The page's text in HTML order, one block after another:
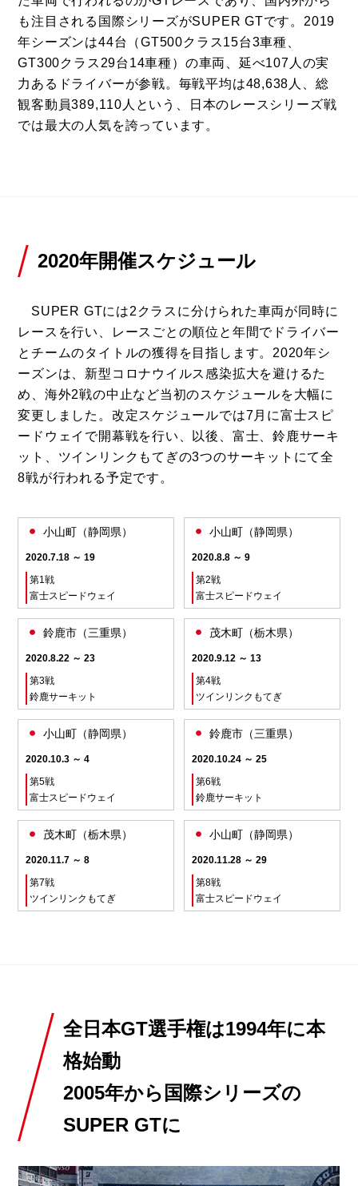
も注目される国際シリーズがSUPER GTです。2019
年シーズンは44台（GT500クラス15台3車種、
GT300クラス29台14車種）の車両、延べ107人の実
力あるドライバーが参戦。毎戦平均は48,638人、総
観客動員389,110人という、日本のレースシリーズ戦
では最大の人気を誇っています。
2020年開催スケジュール
SUPER GTには2クラスに分けられた車両が同時に
レースを行い、レースごとの順位と年間でドライバー
とチームのタイトルの獲得を目指します。2020年シ
ーズンは、新型コロナウイルス感染拡大を避けるた
め、海外2戦の中止など当初のスケジュールを大幅に
変更しました。改定スケジュールでは7月に富士スピ
ードウェイで開幕戦を行い、以後、富士、鈴鹿サーキ
ット、ツインリンクもてぎの3つのサーキットにて全
8戦が行われる予定です。
小山町（静岡県）
2020.7.18 ～ 19
第1戦
富士スピードウェイ
小山町（静岡県）
2020.8.8 ～ 9
第2戦
富士スピードウェイ
鈴鹿市（三重県）
2020.8.22 ～ 23
第3戦
鈴鹿サーキット
茂木町（栃木県）
2020.9.12 ～ 13
第4戦
ツインリンクもてぎ
小山町（静岡県）
2020.10.3 ～ 4
第5戦
富士スピードウェイ
鈴鹿市（三重県）
2020.10.24 ～ 25
第6戦
鈴鹿サーキット
茂木町（栃木県）
2020.11.7 ～ 8
第7戦
ツインリンクもてぎ
小山町（静岡県）
2020.11.28 ～ 29
第8戦
富士スピードウェイ
全日本GT選手権は1994年に本
格始動
2005年から国際シリーズの
SUPER GTに